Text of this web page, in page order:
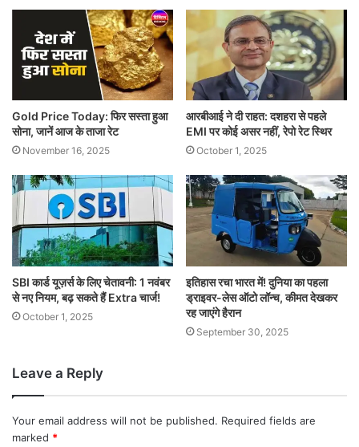
Gold Price Today: फिर सस्ता हुआ
सोना, जानें आज के ताजा रेट
November 16, 2025
आरबीआई ने दी राहत: दशहरा से पहले
EMI पर कोई असर नहीं, रेपो रेट स्थिर
October 1, 2025
SBI कार्ड यूज़र्स के लिए चेतावनी: 1 नवंबर
से नए नियम, बढ़ सकते हैं Extra चार्ज!
October 1, 2025
इतिहास रचा भारत में! दुनिया का पहला
ड्राइवर-लेस ऑटो लॉन्च, कीमत देखकर
रह जाएंगे हैरान
September 30, 2025
Leave a Reply
Your email address will not be published. Required fields are
marked *